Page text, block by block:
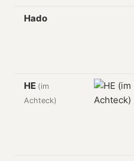
Hado
HE (im
Achteck)